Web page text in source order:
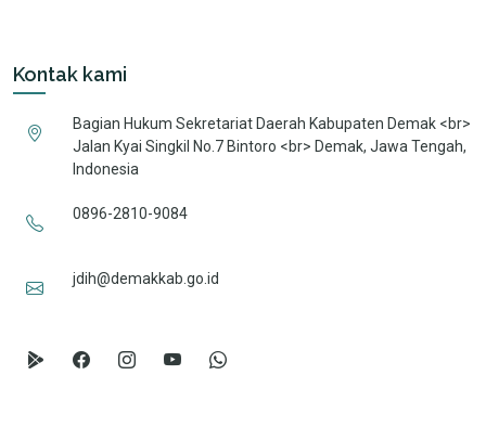
Kontak kami
Bagian Hukum Sekretariat Daerah Kabupaten Demak <br>
Jalan Kyai Singkil No.7 Bintoro <br> Demak, Jawa Tengah,
Indonesia
0896-2810-9084
jdih@demakkab.go.id